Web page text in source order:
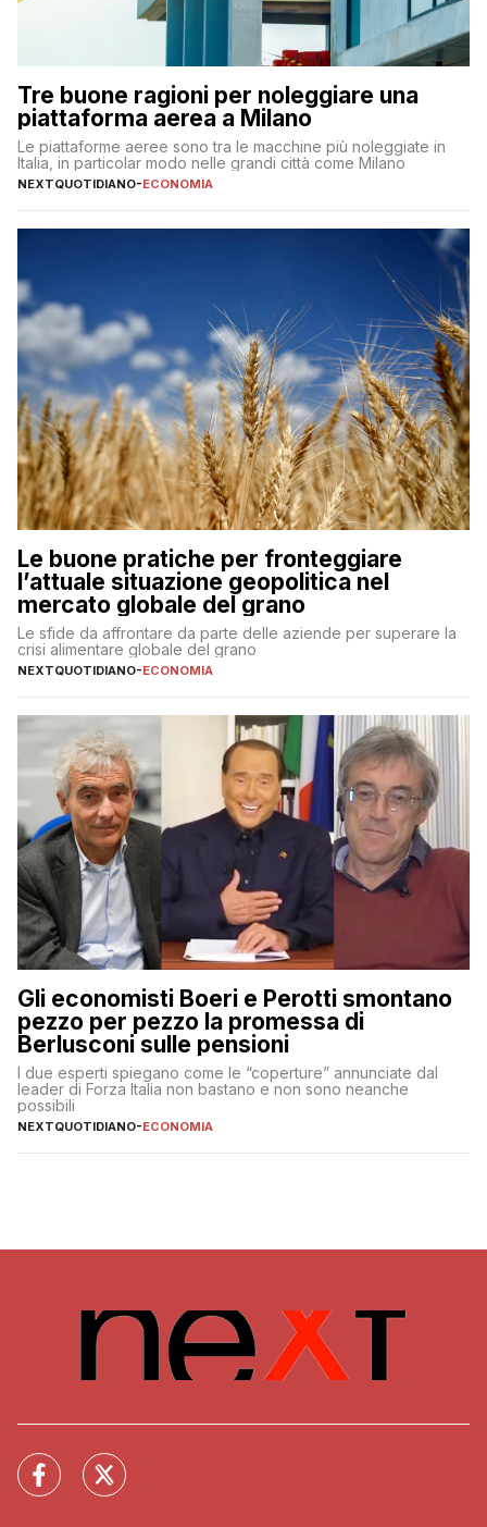
Tre buone ragioni per noleggiare una
piattaforma aerea a Milano
Le piattaforme aeree sono tra le macchine più noleggiate in
Italia, in particolar modo nelle grandi città come Milano
NEXTQUOTIDIANO-ECONOMIA
Le buone pratiche per fronteggiare
l’attuale situazione geopolitica nel
mercato globale del grano
Le sfide da affrontare da parte delle aziende per superare la
crisi alimentare globale del grano
NEXTQUOTIDIANO-ECONOMIA
Gli economisti Boeri e Perotti smontano
pezzo per pezzo la promessa di
Berlusconi sulle pensioni
I due esperti spiegano come le “coperture” annunciate dal
leader di Forza Italia non bastano e non sono neanche
possibili
NEXTQUOTIDIANO-ECONOMIA